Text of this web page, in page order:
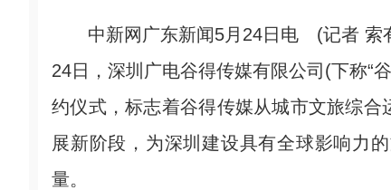
中新网广东新闻5月24日电 (记者 索有
24日，深圳广电谷得传媒有限公司(下称“
约仪式，标志着谷得传媒从城市文旅综合
展新阶段，为深圳建设具有全球影响力
量。